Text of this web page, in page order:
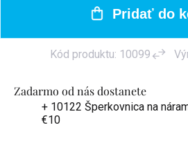
Zadarmo od nás dostanete
+ 10122 Šperkovnica na
€10
Pridať do
Kód produktu: 10099